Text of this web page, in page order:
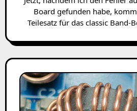
Board gefunden habe,
Teilesatz für das classic Band-